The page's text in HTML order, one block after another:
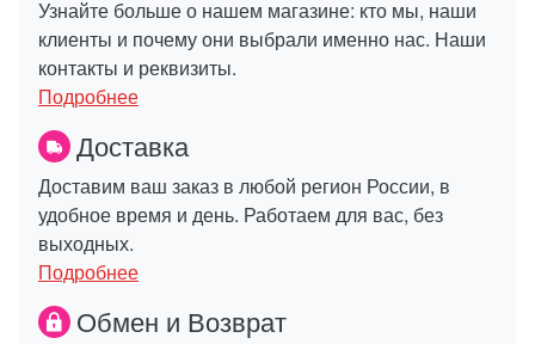
Узнайте больше о нашем магазине: кто мы, наши
клиенты и почему они выбрали именно нас. Наши
контакты и реквизиты.
Подробнее
Доставка
Доставим ваш заказ в любой регион России, в
удобное время и день. Работаем для вас, без
выходных.
Подробнее
Обмен и Возврат